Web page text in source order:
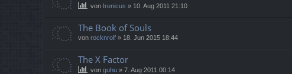
von Irenicus » 10. Aug 2011 21:10
The Book of Souls
von rocknrolf » 18. Jun 2015 18:44
The X Factor
von guhu » 7. Aug 2011 00:14